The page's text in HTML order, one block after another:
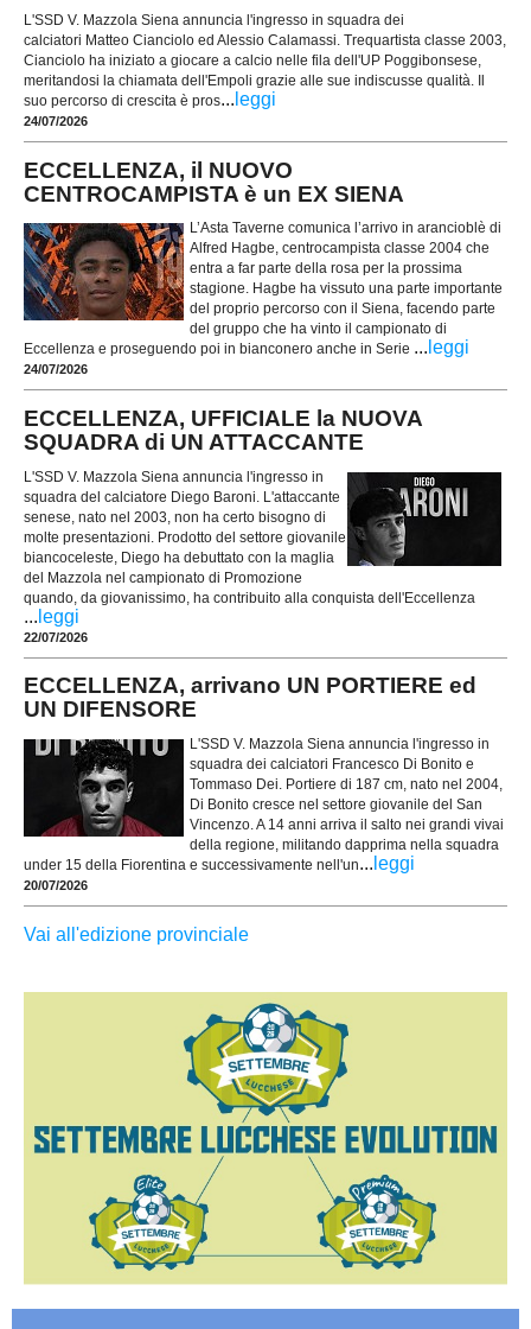
L'SSD V. Mazzola Siena annuncia l'ingresso in squadra dei
calciatori Matteo Cianciolo ed Alessio Calamassi. Trequartista classe 2003,
Cianciolo ha iniziato a giocare a calcio nelle fila dell'UP Poggibonsese,
meritandosi la chiamata dell'Empoli grazie alle sue indiscusse qualità. Il
suo percorso di crescita è pros... leggi
24/07/2026
ECCELLENZA, il NUOVO
CENTROCAMPISTA è un EX SIENA
L’Asta Taverne comunica l’arrivo in arancioblè di
Alfred Hagbe, centrocampista classe 2004 che
entra a far parte della rosa per la prossima
stagione. Hagbe ha vissuto una parte importante
del proprio percorso con il Siena, facendo parte
del gruppo che ha vinto il campionato di
Eccellenza e proseguendo poi in bianconero anche in Serie ... leggi
24/07/2026
ECCELLENZA, UFFICIALE la NUOVA
SQUADRA di UN ATTACCANTE
L'SSD V. Mazzola Siena annuncia l'ingresso in
squadra del calciatore Diego Baroni. L'attaccante
senese, nato nel 2003, non ha certo bisogno di
molte presentazioni. Prodotto del settore giovanile
biancoceleste, Diego ha debuttato con la maglia
del Mazzola nel campionato di Promozione
quando, da giovanissimo, ha contribuito alla conquista dell'Eccellenza
... leggi
22/07/2026
ECCELLENZA, arrivano UN PORTIERE ed
UN DIFENSORE
L'SSD V. Mazzola Siena annuncia l'ingresso in
squadra dei calciatori Francesco Di Bonito e
Tommaso Dei. Portiere di 187 cm, nato nel 2004,
Di Bonito cresce nel settore giovanile del San
Vincenzo. A 14 anni arriva il salto nei grandi vivai
della regione, militando dapprima nella squadra
under 15 della Fiorentina e successivamente nell'un... leggi
20/07/2026
Vai all'edizione provinciale